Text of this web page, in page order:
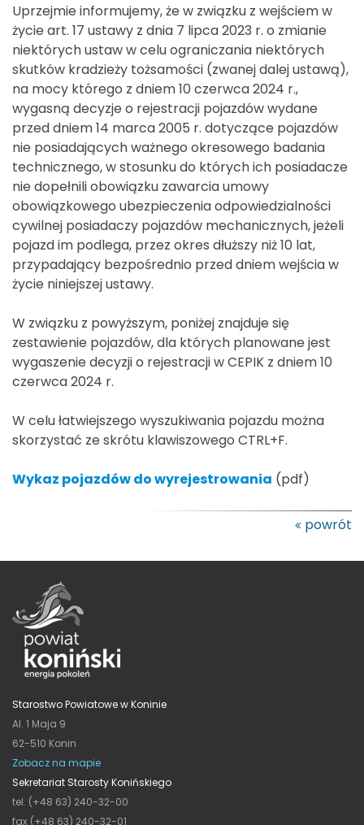
Uprzejmie informujemy, że w związku z wejściem w
życie art. 17 ustawy z dnia 7 lipca 2023 r. o zmianie
niektórych ustaw w celu ograniczania niektórych
skutków kradzieży tożsamości (zwanej dalej ustawą),
na mocy którego z dniem 10 czerwca 2024 r.,
wygasną decyzje o rejestracji pojazdów wydane
przed dniem 14 marca 2005 r. dotyczące pojazdów
nie posiadających ważnego okresowego badania
technicznego, w stosunku do których ich posiadacze
nie dopełnili obowiązku zawarcia umowy
obowiązkowego ubezpieczenia odpowiedzialności
cywilnej posiadaczy pojazdów mechanicznych, jeżeli
pojazd im podlega, przez okres dłuższy niż 10 lat,
przypadający bezpośrednio przed dniem wejścia w
życie niniejszej ustawy.
W związku z powyższym, poniżej znajduje się
zestawienie pojazdów, dla których planowane jest
wygaszenie decyzji o rejestracji w CEPIK z dniem 10
czerwca 2024 r.
W celu łatwiejszego wyszukiwania pojazdu można
skorzystać ze skrótu klawiszowego CTRL+F.
Wykaz pojazdów do wyrejestrowania (pdf)
powrót
Starostwo Powiatowe w Koninie
Al. 1 Maja 9
62-510 Konin
Zobacz na mapie
Sekretariat Starosty Konińskiego
tel. (+48 63) 240-32-00
fax (+48 63) 240-32-01